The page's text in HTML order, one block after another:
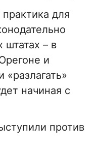
для
штатах – в
и
начиная с
против